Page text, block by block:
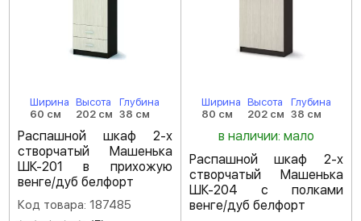
Ширина
60 см
Высота
202 см
Глубина
38 см
Распашной шкаф 2-х
створчатый Машенька
ШК-201 в прихожую
венге/дуб белфорт
Код товара: 187485
Ширина
80 см
Высота
202 см
Глубина
38 см
в наличии: мало
Распашной шкаф 2-х
створчатый Машенька
ШК-204 с полками
венге/дуб белфорт